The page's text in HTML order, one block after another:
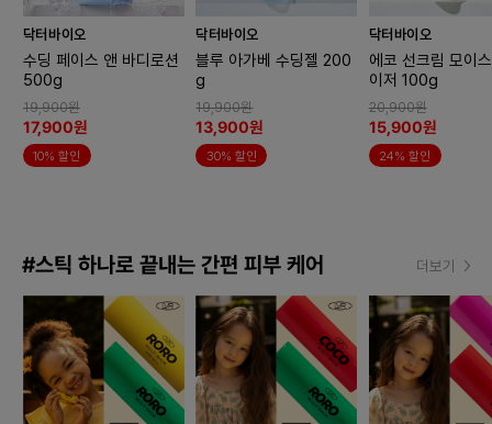
닥터바이오
수딩 페이스 앤 바디로션
500g
19,900원
17,900원
10% 할인
닥터바이오
블루 아가베 수딩젤 200
g
19,900원
13,900원
30% 할인
닥터바이오
에코 선크림 모이
이저 100g
20,900원
15,900원
24% 할인
#스틱 하나로 끝내는 간편 피부 케어 더보기